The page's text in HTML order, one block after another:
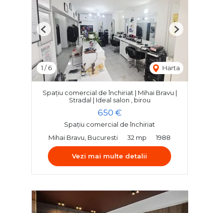
1 /6 Harta
Previous Next
Spațiu comercial de închiriat | Mihai Bravu |
Stradal | Ideal salon , birou
650 €
Spațiu comercial de închiriat
Mihai Bravu, Bucuresti
32 mp 1988
Vezi mai multe detalii